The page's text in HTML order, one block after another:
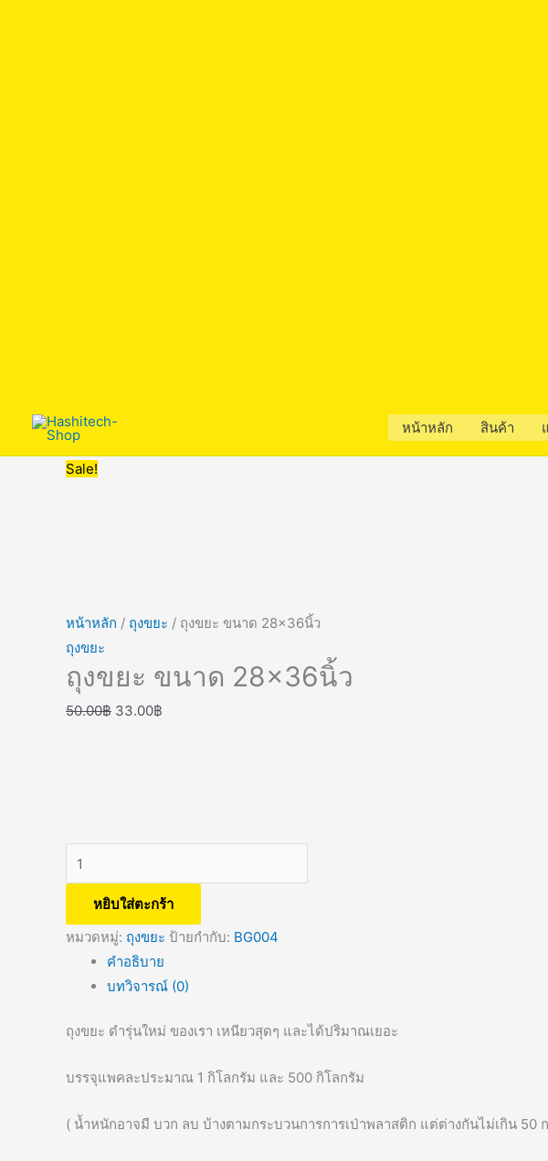
หน้าหลัก สินค้า
Sale!
หน้าหลัก / ถุงขยะ / ถุงขยะ ขนาด 28×36นิ้ว
ถุงขยะ
ถุงขยะ ขนาด 28×36นิ้ว
50.00฿ 33.00฿
หยิบใส่ตะกร้า
หมวดหมู่: ถุงขยะ ป้ายกำกับ: BG004
คำอธิบาย
บทวิจารณ์ (0)
ถุงขยะ ดำรุ่นใหม่ ของเรา เหนียวสุดๆ และได้ปริมาณเยอะ
บรรจุแพคละประมาณ 1 กิโลกรัม และ 500 กิโลกรัม
( น้ำหนักอาจมี บวก ลบ บ้างตามกระบวนการการเป่าพลาสติก แต่ต่างกันไม่เกิน 50